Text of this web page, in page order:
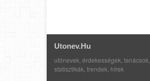
Utonev.hu
utónevek, érdekességek, tanácsok,
statisztikák, trendek, hírek